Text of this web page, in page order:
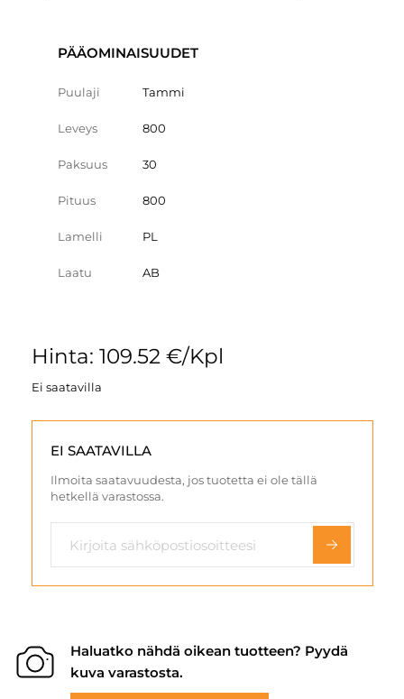
PÄÄOMINAISUUDET
Puulaji Tammi
Leveys 800
Paksuus 30
Pituus 800
Lamelli PL
Laatu AB
Hinta: 109.52 €/Kpl
Ei saatavilla
EI SAATAVILLA
Ilmoita saatavuudesta, jos tuotetta ei ole tällä
hetkellä varastossa.
Haluatko nähdä oikean tuotteen? Pyydä
kuva varastosta.